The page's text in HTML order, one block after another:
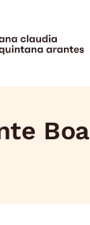
Boa